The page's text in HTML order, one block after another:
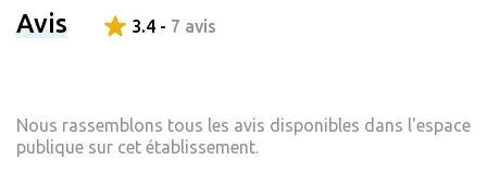
Avis 3.4 - 7 avis
Nous rassemblons tous les avis disponibles dans l'espace
publique sur cet établissement.